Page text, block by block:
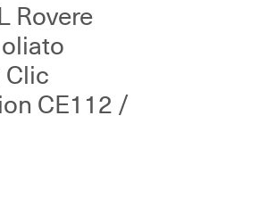
Rovere
Clic
CE112 /